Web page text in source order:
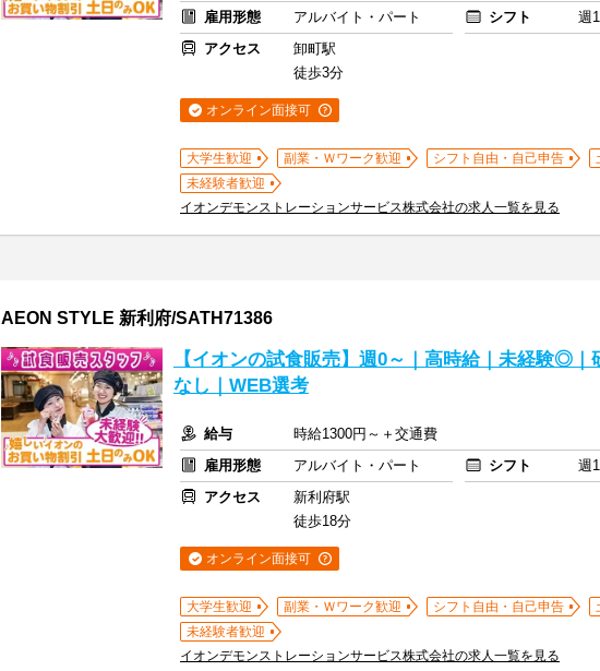
雇用形態
アルバイト・パート シフト
週
アクセス
卸町駅
徒歩3分
オンライン面接可
大学生歓迎 副業・Ｗワーク歓迎 シフト自由・自己申告
未経験者歓迎
イオンデモンストレーションサービス株式会社の求人一覧を見る
AEON STYLE 新利府/SATH71386
【イオンの試食販売】週0～｜高時給｜未経験◎｜
なし｜WEB選考
給与
時給1300円～＋交通費
雇用形態
アルバイト・パート シフト
週
アクセス
新利府駅
徒歩18分
オンライン面接可
大学生歓迎 副業・Ｗワーク歓迎 シフト自由・自己申告
未経験者歓迎
イオンデモンストレーションサービス株式会社の求人一覧を見る